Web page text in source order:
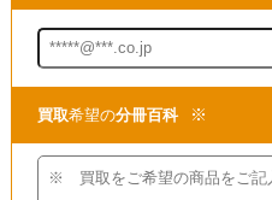
★当店は、アシェットの
「週刊 ラ・フェラーリをつく
買取する専門店でございます。
まずは商品の価値を判断でき